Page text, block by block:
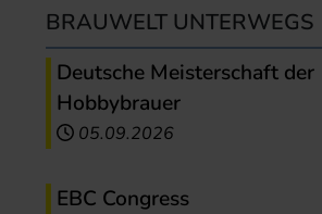
BRAUWELT UNTERWEGS
Deutsche Meisterschaft der
Hobbybrauer
05.09.2026
EBC Congress